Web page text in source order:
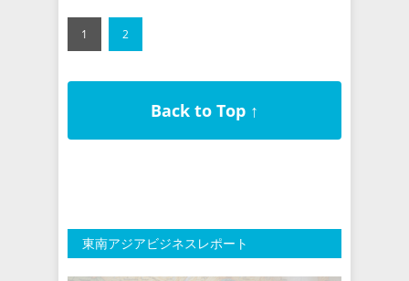
1 2
Back to Top ↑
東南アジアビジネスレポート